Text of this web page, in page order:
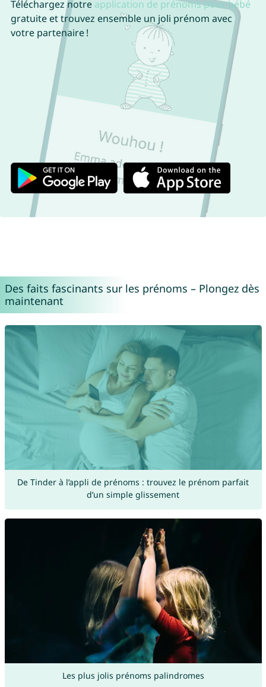
Téléchargez notre application de prénoms pour bébé
gratuite et trouvez ensemble un joli prénom avec
votre partenaire !
Des faits fascinants sur les prénoms – Plongez dès
maintenant
De Tinder à l’appli de prénoms : trouvez le prénom parfait
d’un simple glissement
Les plus jolis prénoms palindromes